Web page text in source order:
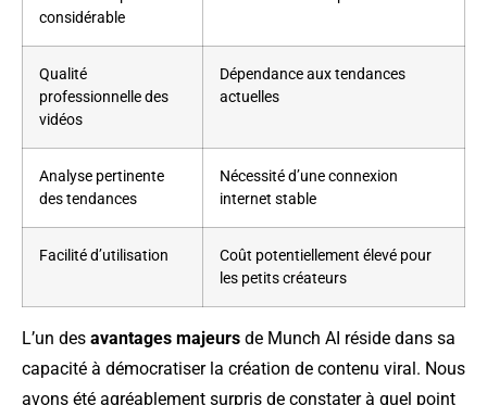
considérable
Qualité
professionnelle des
vidéos
Dépendance aux tendances
actuelles
Analyse pertinente
des tendances
Nécessité d’une connexion
internet stable
Facilité d’utilisation
Coût potentiellement élevé pour
les petits créateurs
L’un des avantages majeurs de Munch AI réside dans sa
capacité à démocratiser la création de contenu viral. Nous
avons été agréablement surpris de constater à quel point